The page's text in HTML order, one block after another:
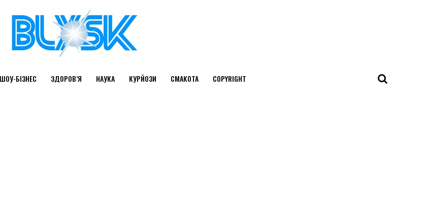
ШОУ-БІЗНЕС ЗДОРОВ’Я НАУКА КУРЙОЗИ СМАКОТА COPYRIGHT